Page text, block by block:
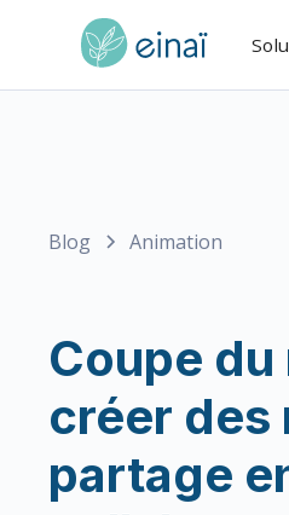
Blog Animation
Coupe
créer des
partage